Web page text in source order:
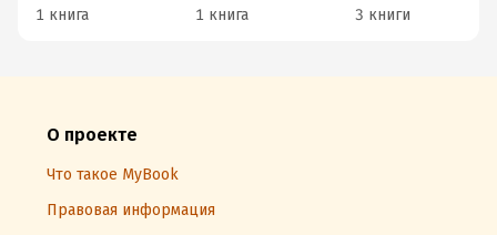
1 книга 1 книга 3 книги
О проекте
Что такое MyBook
Правовая информация